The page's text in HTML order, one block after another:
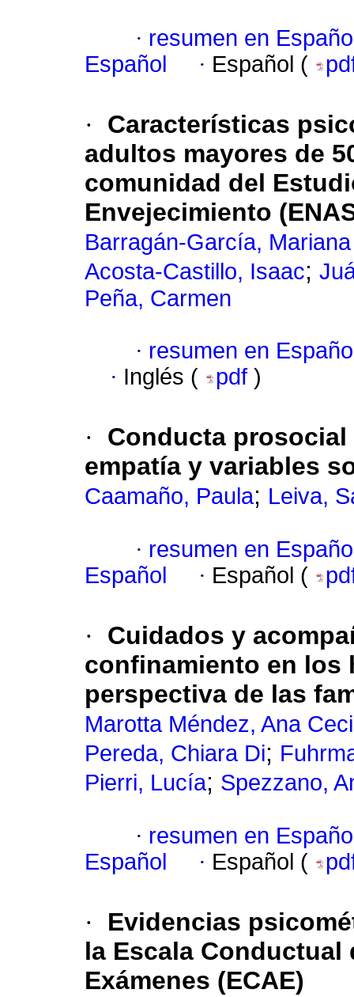
· resumen en
Español
· Español (
·
Características
adultos mayores de
comunidad del
Envejecimiento
Barragán-García,
Acosta-Castillo, Isaac;
Peña, Carmen
· resumen en
· Inglés ( pdf )
·
Conducta
empatía y variables
Caamaño, Paula; Leiva,
· resumen en
Español
· Español (
·
Cuidados y
confinamiento en los
perspectiva de las
Marotta Méndez, Ana
Pereda, Chiara Di;
Pierri, Lucía; Spezzano,
· resumen en
Español
· Español (
·
Evidencias
la Escala Conductual
Exámenes (ECAE)